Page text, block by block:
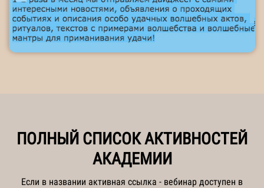
ПОЛНЫЙ СПИСОК АКТИВНОСТЕЙ
АКАДЕМИИ
Если в названии активная ссылка - вебинар доступен в